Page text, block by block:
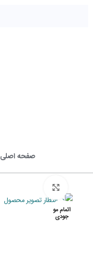
صفحه اصلی
اتمام مو
جودی